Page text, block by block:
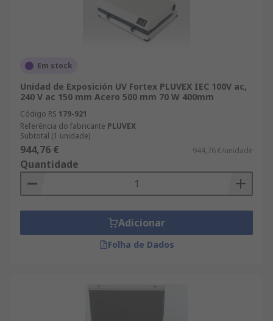
Em stock
Unidad de Exposición UV Fortex PLUVEX IEC 100V ac,
240 V ac 150 mm Acero 500 mm 70 W 400mm
Código RS 179-921
Referência do fabricante PLUVEX
Subtotal (1 unidade)
944,76 € 944,76 €/unidade
Quantidade
Adicionar
Folha de Dados